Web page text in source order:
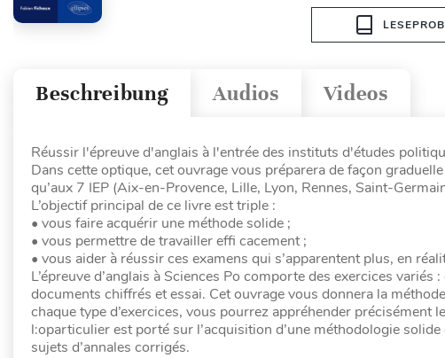
Videos
Audios
Beschreibung
Réussir l'épreuve d'anglais à l'entrée des instituts d'études
Dans cette optique, cet ouvrage vous préparera de façon
qu’aux 7 IEP (Aix-en-Provence, Lille, Lyon, Rennes, Saint-
L’objectif principal de ce livre est triple :
• vous faire acquérir une méthode solide ;
• vous permettre de travailler effi cacement ;
• vous aider à réussir ces examens qui s’apparentent plus, en
L’épreuve d’anglais à Sciences Po comporte des exercices
documents chiffrés et essai. Cet ouvrage vous donnera la
chaque type d’exercices, vous pourrez appréhender
l:oparticulier est porté sur l’acquisition d’une méthodologie
sujets d’annales corrigés.